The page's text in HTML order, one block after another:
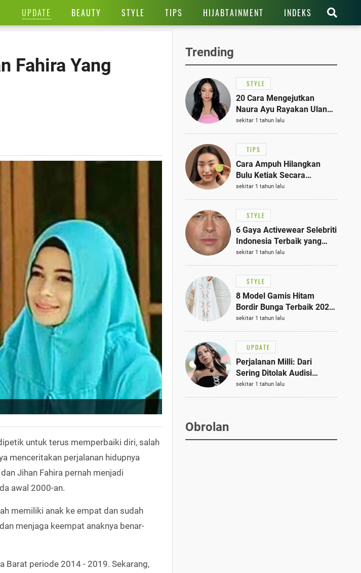
UPDATE BEAUTY STYLE TIPS HIJABTAINMENT INDEKS
Fahira Yang
untuk terus memperbaiki diri, salah
menceritakan perjalanan hidupnya
Jihan Fahira pernah menjadi
awal 2000-an.
memiliki anak ke empat dan sudah
menjaga keempat anaknya benar-
Barat periode 2014 - 2019. Sekarang,
Trending
STYLE
20 Cara Mengejutkan
Naura Ayu Rayakan Ulang
Tahun di Panti Asuhan,
Terlihat Anggun dengan
Kaftan Cokelat
sekitar 1 tahun lalu
TIPS
Cara Ampuh Hilangkan
Bulu Ketiak Secara
Permanen dalam 5
Langkah Sederhana
sekitar 1 tahun lalu
STYLE
6 Gaya Activewear Selebriti
Indonesia Terbaik yang
Bisa Jadi Inspirasi
Fashionmu
sekitar 1 tahun lalu
STYLE
8 Model Gamis Hitam
Bordir Bunga Terbaik 2025,
Stylish untuk Hangout
hingga Acara Semi-Formal
sekitar 1 tahun lalu
UPDATE
Perjalanan Milli: Dari
Sering Ditolak Audisi
hingga Menjadi Rapper Top
10 Thailand
sekitar 1 tahun lalu
Obrolan